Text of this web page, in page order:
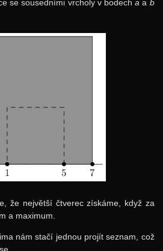
se sousedními vrcholy v bodecha a b
že největší čtverec získáme, když za
a maximum.
nám stačí jednou projít seznam, což